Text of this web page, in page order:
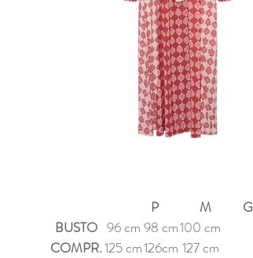
P M G
BUSTO 96 cm 98 cm100 cm
COMPR.125 cm126cm 127 cm